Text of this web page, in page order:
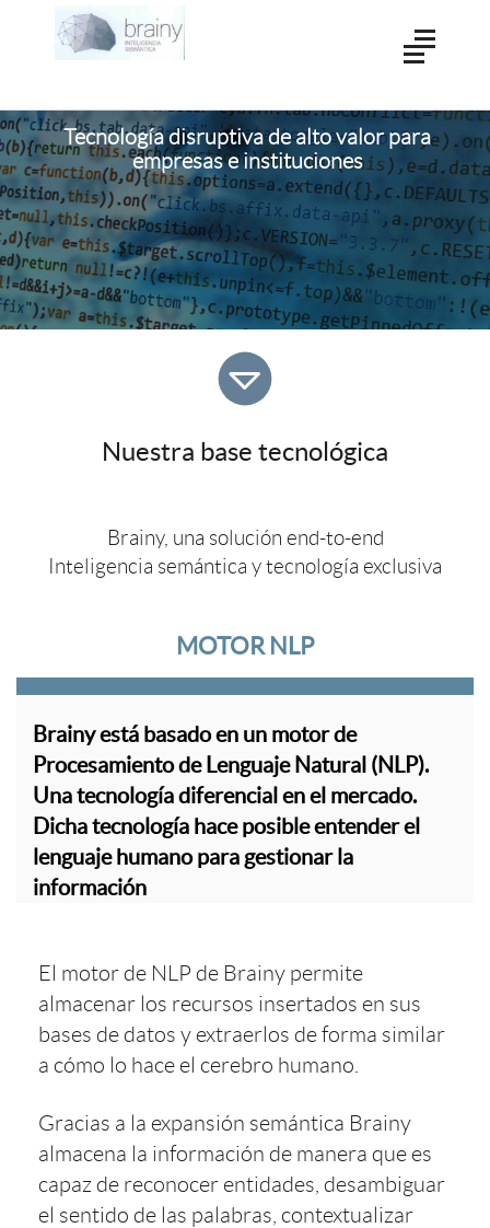
Tecnología disruptiva de alto valorpara
empresas e instituciones
Nuestra base tecnológica
Brainy, una solución end-to-end
Inteligencia semántica y tecnología exclusiva
MOTOR NLP
Brainy está basado en un motor de
Procesamiento de Lenguaje Natural (NLP).
Una tecnología diferencial en el mercado.
Dicha tecnología hace posible entender el
lenguaje humano para gestionar la
información
El motor de NLP de Brainy permite
almacenar los recursos insertados en sus
bases de datos y extraerlos de forma similar
a cómo lo hace el cerebro humano.
Gracias a la expansión semántica Brainy
almacena la información de manera que es
capaz de reconocer entidades, desambiguar
el sentido de las palabras, contextualizar